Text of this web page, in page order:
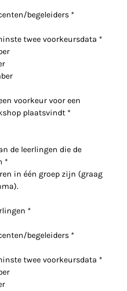
begeleiders *
twee voorkeursdata *
voorkeur voor een
plaatsvindt *
de leerlingen die de
*
in één groep zijn (graag
*
begeleiders *
twee voorkeursdata *